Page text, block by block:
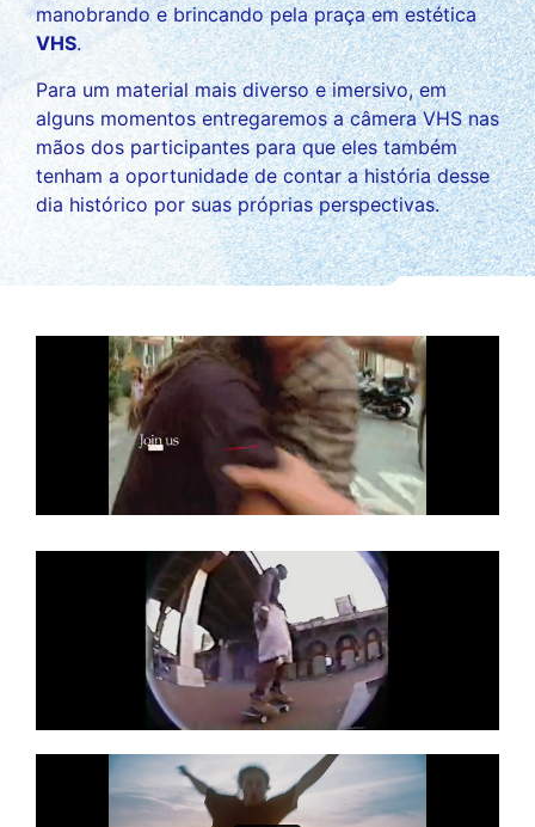
manobrando e brincando pela praça em estética
VHS.
Para um material mais diverso e imersivo, em
alguns momentos entregaremos a câmera VHS nas
mãos dos participantes para que eles também
tenham a oportunidade de contar a história desse
dia histórico por suas próprias perspectivas.